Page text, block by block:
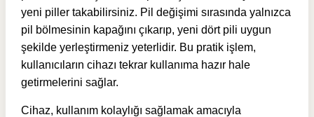
yeni piller takabilirsiniz. Pil değişimi sırasında yalnızca
pil bölmesinin kapağını çıkarıp, yeni dört pili uygun
şekilde yerleştirmeniz yeterlidir. Bu pratik işlem,
kullanıcıların cihazı tekrar kullanıma hazır hale
getirmelerini sağlar.
Cihaz, kullanım kolaylığı sağlamak amacıyla